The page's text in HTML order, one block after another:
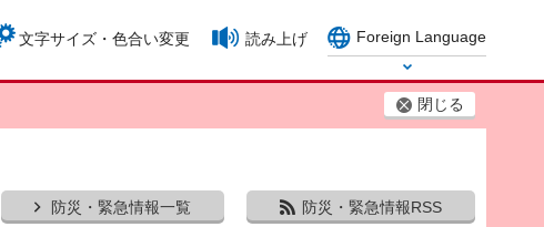
閉じる
防災・緊急情報一覧
防災・緊急情報RSS
文字サイズ・色合い変更 読み上げ
Foreign Language
Select Language